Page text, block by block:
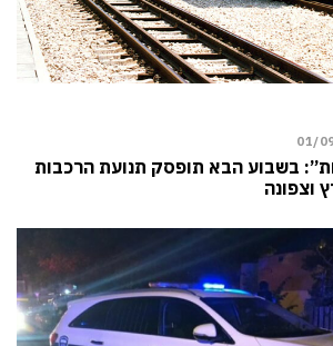
01/
בשבוע הבא תופסק תנועת הרכבות
וצפונה